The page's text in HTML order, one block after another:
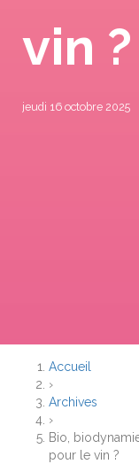
vin ?
jeudi 16 octobre 2025
Accueil
›
Archives
›
Bio,
pour le vin ?